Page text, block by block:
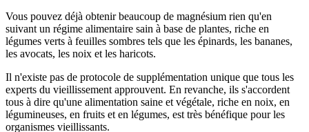
Vous pouvez déjà obtenir beaucoup de magnésium rien qu'en
suivant un régime alimentaire sain à base de plantes, riche en
légumes verts à feuilles sombres tels que les épinards, les bananes,
les avocats, les noix et les haricots.
Il n'existe pas de protocole de supplémentation unique que tous les
experts du vieillissement approuvent. En revanche, ils s'accordent
tous à dire qu'une alimentation saine et végétale, riche en noix, en
légumineuses, en fruits et en légumes, est très bénéfique pour les
organismes vieillissants.